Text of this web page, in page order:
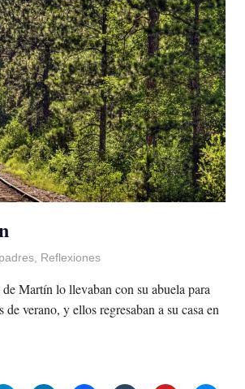
un Poco
padres, Reflexiones
Martín lo llevaban con su abuela para
de verano, y ellos regresaban a su casa en